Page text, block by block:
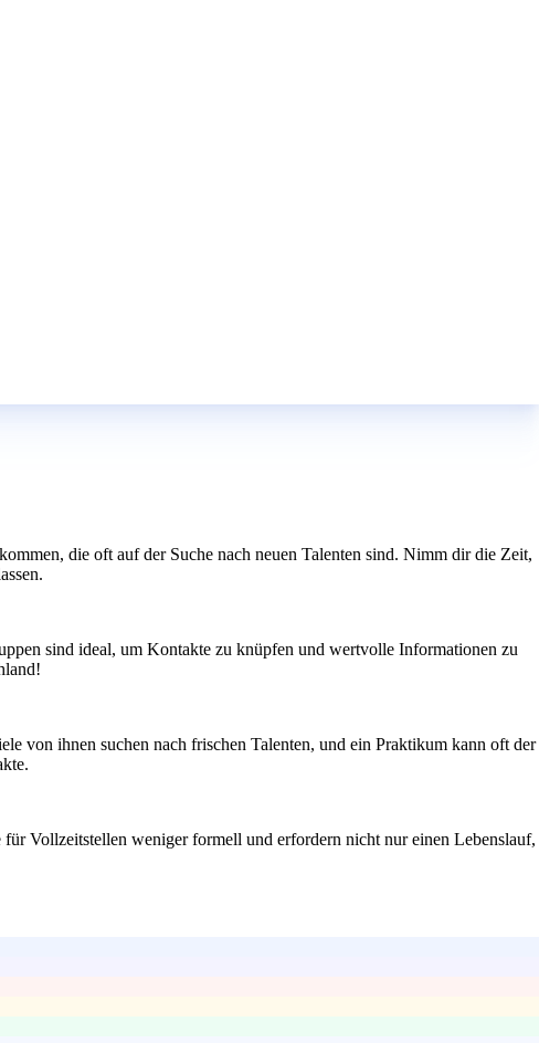
die oft auf der Suche nach neuen Talenten sind. Nimm dir die Zeit,
sind ideal, um Kontakte zu knüpfen und wertvolle Informationen zu
von ihnen suchen nach frischen Talenten, und ein Praktikum kann oft der
Vollzeitstellen weniger formell und erfordern nicht nur einen Lebenslauf,